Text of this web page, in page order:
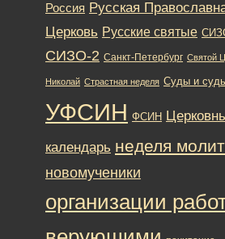
Россия Русская
Церковь Русские святые
СИЗО-2 Санкт-Петербург Святой
Николай Страстная неделя Суды и
УФСИН ФСИН
календарь неделя
новомученики
организации